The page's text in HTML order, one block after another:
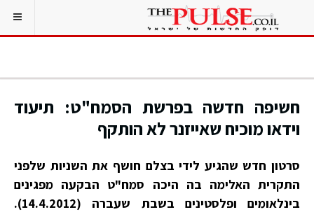
חשיפה חדשה בפרשת הסמח"ט: תיעוד
וידאו מוכיח שאייזנר לא הותקף
סרטון חדש שהגיע לידי בצלם חושף את השניות שלפני
התקרית האלימה בה היכה סמח"ט הבקעה מפגינים
בינלאומים ופלסטינים בשבת שעברה (14.4.2012).